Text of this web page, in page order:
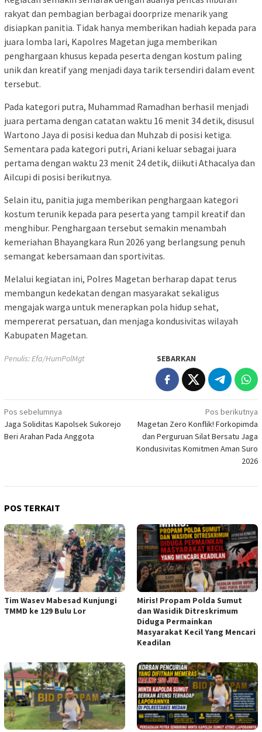
rakyat dan pembagian berbagai doorprize menarik yang
disiapkan panitia. Tidak hanya memberikan hadiah kepada para
juara lomba lari, Kapolres Magetan juga memberikan
penghargaan khusus kepada peserta dengan kostum paling
unik dan kreatif yang menjadi daya tarik tersendiri dalam event
tersebut.
Pada kategori putra, Muhammad Ramadhan berhasil menjadi
juara pertama dengan catatan waktu 16 menit 34 detik, disusul
Wartono Jaya di posisi kedua dan Muhzab di posisi ketiga.
Sementara pada kategori putri, Ariani keluar sebagai juara
pertama dengan waktu 23 menit 24 detik, diikuti Athacalya dan
Ailcupi di posisi berikutnya.
Selain itu, panitia juga memberikan penghargaan kategori
kostum terunik kepada para peserta yang tampil kreatif dan
menghibur. Penghargaan tersebut semakin menambah
kemeriahan Bhayangkara Run 2026 yang berlangsung penuh
semangat kebersamaan dan sportivitas.
Melalui kegiatan ini, Polres Magetan berharap dapat terus
membangun kedekatan dengan masyarakat sekaligus
mengajak warga untuk menerapkan pola hidup sehat,
mempererat persatuan, dan menjaga kondusivitas wilayah
Kabupaten Magetan.
Penulis: Efa/HumPolMgt SEBARKAN
Navigasi
pos
Pos sebelumnya
Jaga Soliditas Kapolsek Sukorejo
Beri Arahan Pada Anggota
Pos berikutnya
Magetan Zero Konflik! Forkopimda
dan Perguruan Silat Bersatu Jaga
Kondusivitas Komitmen Aman Suro
2026
POS TERKAIT
Tim Wasev Mabesad Kunjungi
TMMD ke 129 Bulu Lor
Miris! Propam Polda Sumut
dan Wasidik Ditreskrimum
Diduga Permainkan
Masyarakat Kecil Yang Mencari
Keadilan